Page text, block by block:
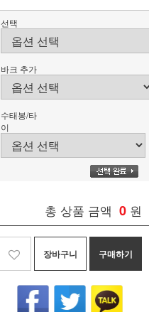
선택
바크 추가
수태봉/타
이
총 상품 금액 0 원
장바구니 구매하기